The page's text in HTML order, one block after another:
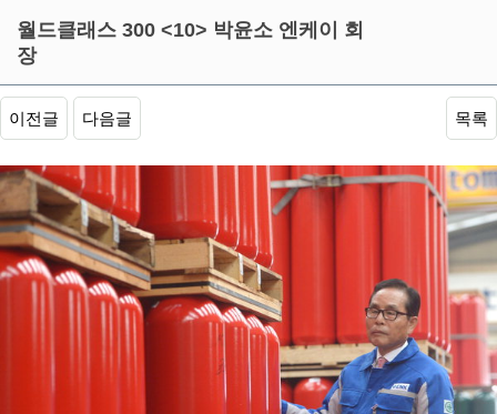
월드클래스 300 <10> 박윤소 엔케이 회
장
이전글 다음글 목록